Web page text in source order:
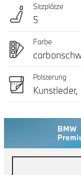
Sitzplätze
5
Farbe
Polsterung